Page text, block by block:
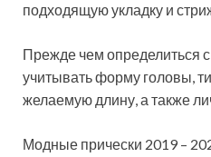
подходящую укладку и
Прежде чем определиться
учитывать форму головы,
желаемую длину, а также
Модные прически 2019 –